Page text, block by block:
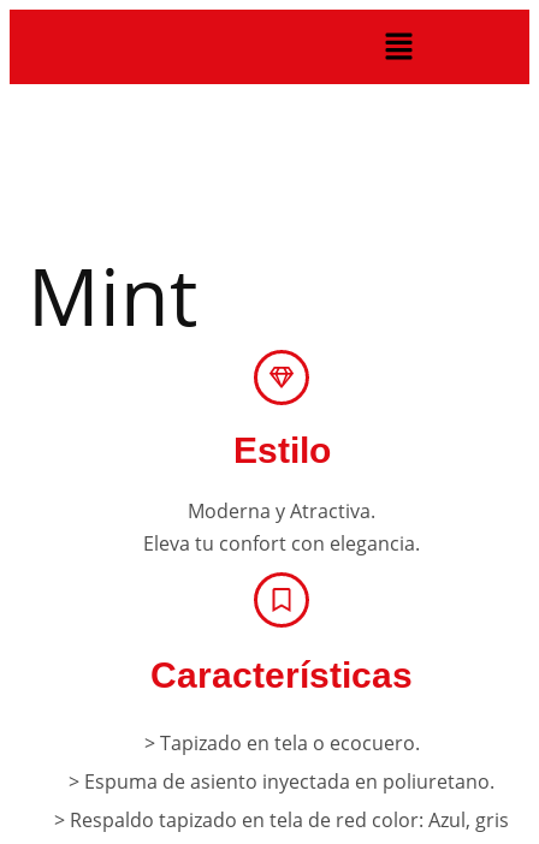
Mint
Estilo
Moderna y Atractiva.
Eleva tu confort con elegancia.
Características
> Tapizado en tela o ecocuero.
> Espuma de asiento inyectada en poliuretano.
> Respaldo tapizado en tela de red color: Azul, gris